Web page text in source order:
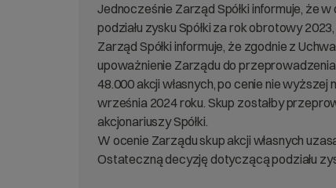
Jednocześnie Zarząd Spółki informuje, że
podziału zysku Spółki za rok obrotowy
Zarząd Spółki informuje, że zgodnie z
upoważnienie Zarządu do
48.000 akcji własnych, po cenie nie
września 2024 roku. Skup zostałby
akcjonariuszy Spółki.
W ocenie Zarządu skup akcji własnych
Ostateczną decyzję dotyczącą podziału